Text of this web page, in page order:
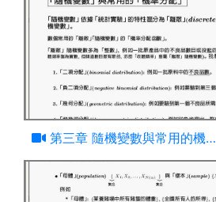
第三章 隨機變數與常用的機率
分配